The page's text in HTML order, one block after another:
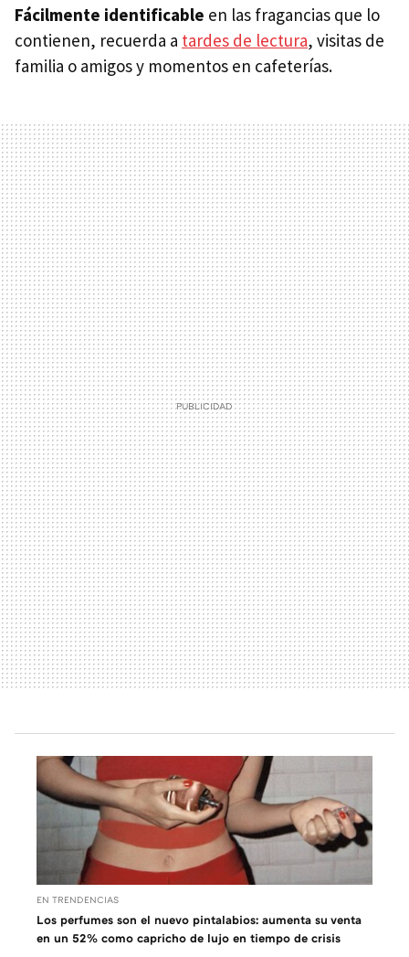
Fácilmente identificable en las fragancias que lo
contienen, recuerda a tardes de lectura, visitas de
familia o amigos y momentos en cafeterías.
EN TRENDENCIAS
Los perfumes son el nuevo pintalabios: aumenta su venta
en un 52% como capricho de lujo en tiempo de crisis